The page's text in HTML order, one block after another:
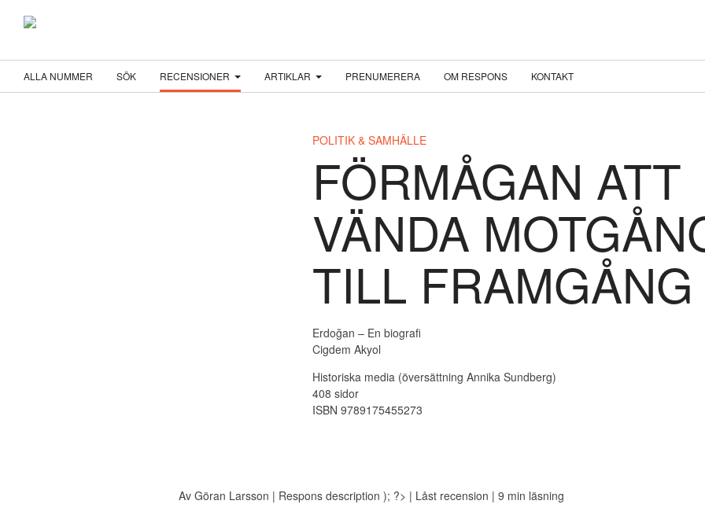
ALLA NUMMER SÖK RECENSIONER ARTIKLAR PRENUMERERA OM RESPONS KONTAKT
POLITIK & SAMHÄLLE
FÖRMÅGAN ATT
VÄNDA
TILL FRAMGÅNG
Erdoğan – En biografi
Cigdem Akyol
Historiska media (översättning Annika Sundberg)
408 sidor
ISBN 9789175455273
Av Göran Larsson | Respons description ); ?> | Låst recension | 9 min läsning